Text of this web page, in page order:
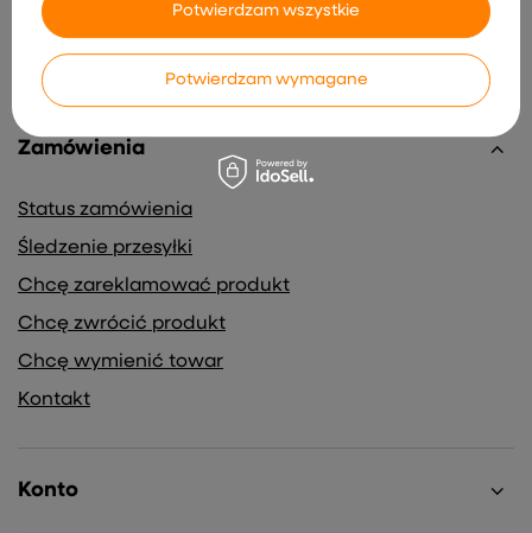
Zamówienia
Status zamówienia
Śledzenie przesyłki
Chcę zareklamować produkt
Chcę zwrócić produkt
Chcę wymienić towar
Kontakt
Konto
Potwierdzam wymagane
Potwierdzam wszystkie